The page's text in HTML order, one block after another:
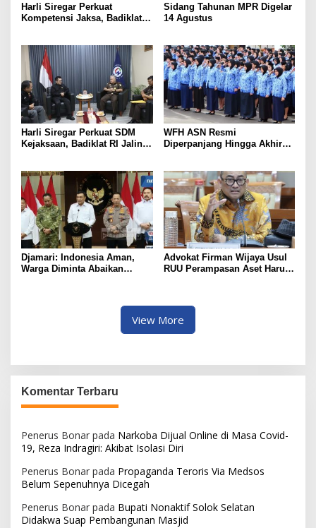
Harli Siregar Perkuat
Kompetensi Jaksa, Badiklat
Profesional
Sidang Tahunan MPR Digelar
14 Agustus
Harli Siregar Perkuat SDM
Kejaksaan, Badiklat RI Jalin
WFH ASN Resmi
Diperpanjang Hingga Akhir
Djamari: Indonesia Aman,
Warga Diminta Abaikan
Advokat Firman Wijaya Usul
RUU Perampasan Aset Harus
View More
Komentar Terbaru
Penerus Bonar pada Narkoba Dijual Online di Masa Covid-
19, Reza Indragiri: Akibat Isolasi Diri
Penerus Bonar pada Propaganda Teroris Via Medsos
Belum Sepenuhnya Dicegah
Penerus Bonar pada Bupati Nonaktif Solok Selatan
Didakwa Suap Pembangunan Masjid